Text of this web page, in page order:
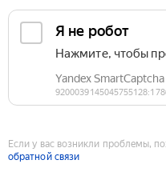
Если у вас возникли проблемы,
обратной связи